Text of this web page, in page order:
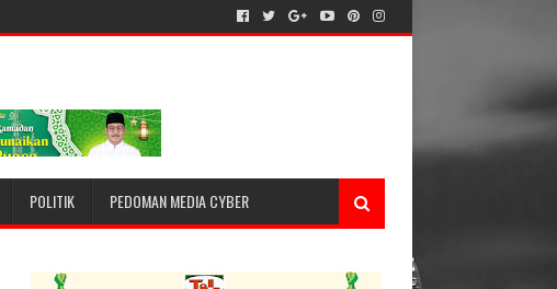
POLITIK PEDOMAN MEDIA CYBER